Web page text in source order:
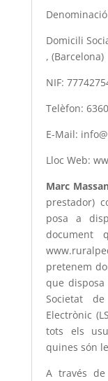
Domicili
, (Barcelona)
NIF:
Telèfon:
E-Mail:
Lloc Web:
Marc
prestador)
posa a
document
pretenem
que
Societat
Electrònic
tots els
quines són
A través